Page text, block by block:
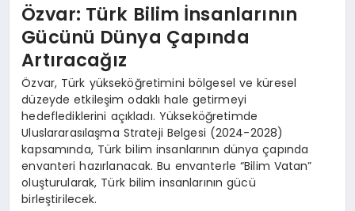
Özvar: Türk Bilim İnsanlarının
Gücünü Dünya Çapında
Artıracağız
Özvar, Türk yükseköğretimini bölgesel ve küresel
düzeyde etkileşim odaklı hale getirmeyi
hedeflediklerini açıkladı. Yükseköğretimde
Uluslararasılaşma Strateji Belgesi (2024-2028)
kapsamında, Türk bilim insanlarının dünya çapında
envanteri hazırlanacak. Bu envanterle “Bilim Vatan”
oluşturularak, Türk bilim insanlarının gücü
birleştirilecek.